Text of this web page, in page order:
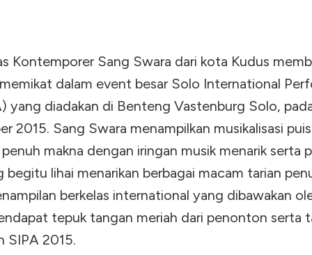
Kontemporer Sang Swara dari kota Kudus
dalam event besar Solo International
yang diadakan di Benteng Vastenburg Solo,
2015. Sang Swara menampilkan musikalisasi
makna dengan iringan musik menarik serta
begitu lihai menarikan berbagai macam tarian
berkelas international yang dibawakan
tepuk tangan meriah dari penonton serta
SIPA 2015.